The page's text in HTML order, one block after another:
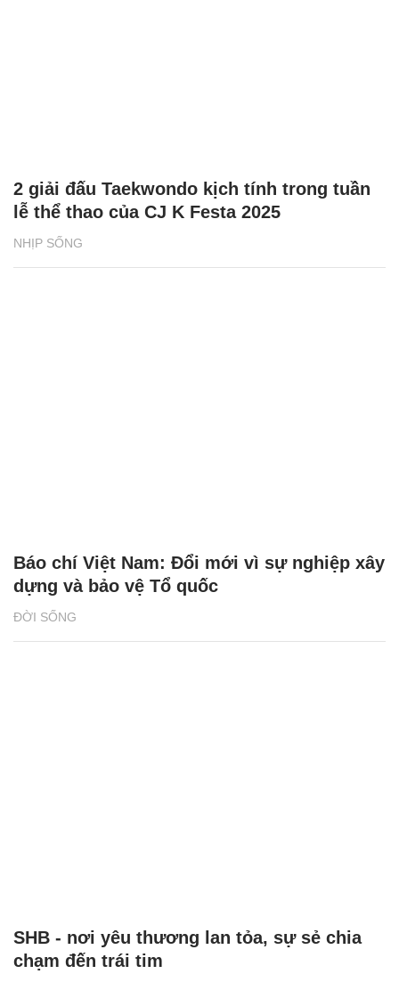
NHỊP SỐNG
2 giải đấu Taekwondo kịch tính trong tuần
lễ thể thao của CJ K Festa 2025
ĐỜI SỐNG
Báo chí Việt Nam: Đổi mới vì sự nghiệp xây
dựng và bảo vệ Tổ quốc
SHB - nơi yêu thương lan tỏa, sự sẻ chia
chạm đến trái tim